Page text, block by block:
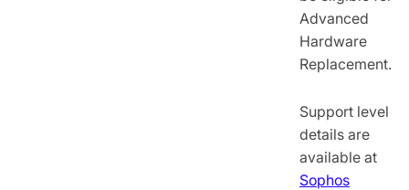
Advanced
Hardware
Replacement.
Support level
details are
available at
Sophos